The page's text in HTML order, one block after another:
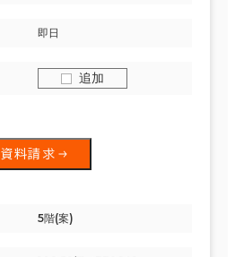
即日
追加
資料請求
5階(案)